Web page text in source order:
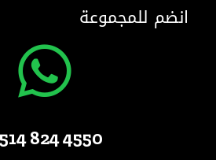
انضم للمجموعة
4550 824 514 1 +